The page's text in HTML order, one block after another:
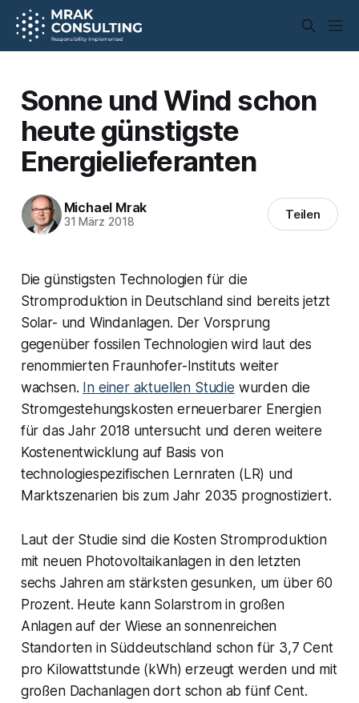
Sonne und Wind schon
heute günstigste
Energielieferanten
Michael Mrak
31 März 2018 Teilen
Die günstigsten Technologien für die
Stromproduktion in Deutschland sind bereits jetzt
Solar- und Windanlagen. Der Vorsprung
gegenüber fossilen Technologien wird laut des
renommierten Fraunhofer-Instituts weiter
wachsen. In einer aktuellen Studie wurden die
Stromgestehungskosten erneuerbarer Energien
für das Jahr 2018 untersucht und deren weitere
Kostenentwicklung auf Basis von
technologiespezifischen Lernraten (LR) und
Marktszenarien bis zum Jahr 2035 prognostiziert.
Laut der Studie sind die Kosten Stromproduktion
mit neuen Photovoltaikanlagen in den letzten
sechs Jahren am stärksten gesunken, um über 60
Prozent. Heute kann Solarstrom in großen
Anlagen auf der Wiese an sonnenreichen
Standorten in Süddeutschland schon für 3,7 Cent
pro Kilowattstunde (kWh) erzeugt werden und mit
großen Dachanlagen dort schon ab fünf Cent.